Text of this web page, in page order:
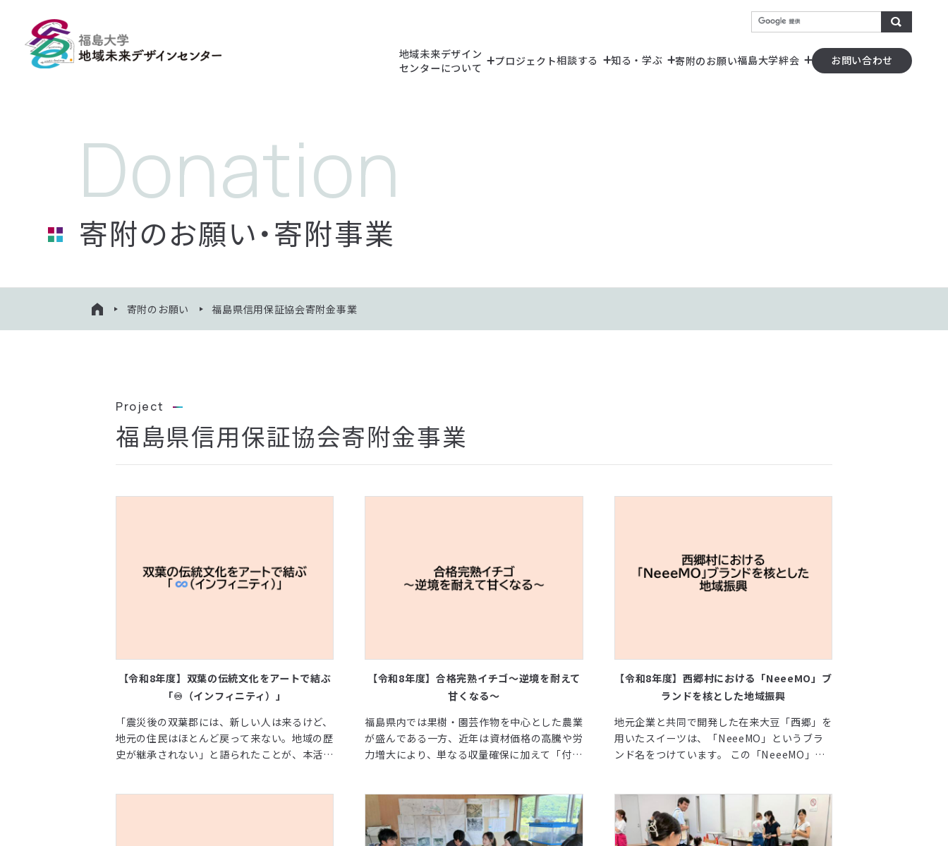
地域未来デザイン
センターについて
プロジェクト相談する 知る・学ぶ 寄附のお願い福島大学絆会 お問い合わせ
寄附のお願い・寄附事業
HOME
寄附のお願い 福島県信用保証協会寄附金事業
福島県信用保証協会寄附金事業
【令和8年度】双葉の伝統文化をアートで結ぶ
「♾️（インフィニティ）」
「震災後の双葉郡には、新しい人は来るけど、
地元の住民はほとんど戻って来ない。地域の歴
史が継承されない」と語られたことが、本活動
【令和8年度】合格完熟イチゴ～逆境を耐えて
甘くなる～
福島県内では果樹・園芸作物を中心とした農業
が盛んである一方、近年は資材価格の高騰や労
力増大により、単なる収量確保に加えて「付加
【令和8年度】西郷村における「NeeeMO」ブ
ランドを核とした地域振興
地元企業と共同で開発した在来大豆「西郷」を
用いたスイーツは、「NeeeMO」というブラ
ンド名をつけています。 この「NeeeMO」を